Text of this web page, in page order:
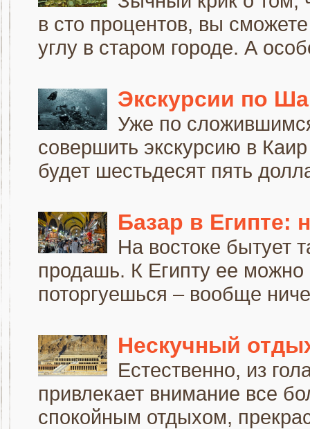
в сто процентов, вы
углу в старом городе. А
Экскурсии по
Уже по
совершить экскурсию в
будет шестьдесят пять
Базар в Египте:
На востоке бытует
продашь. К Египту ее можно
поторгуешься – вообще
Нескучный
Естественно, из
привлекает внимание все
спокойным отдыхом,